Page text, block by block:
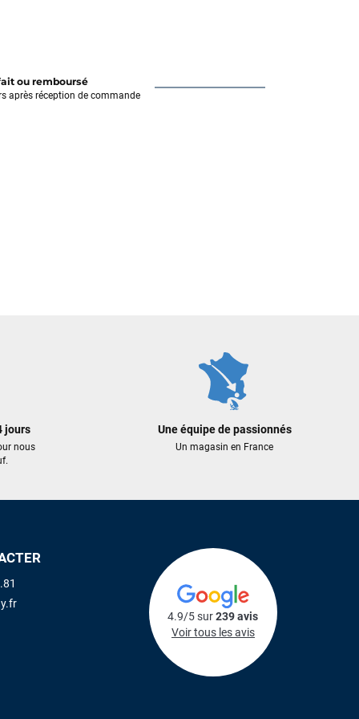
ou remboursé
après réception de commande
jours
nous
Une équipe de passionnés
Un magasin en France
4.9/5 sur239 avis
Voir tous les avis